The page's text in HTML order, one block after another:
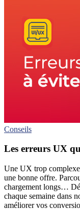
Conseils
Les erreurs UX
Une UX trop
une bonne offre.
chargement longs…
chaque semaine dans
améliorer vos